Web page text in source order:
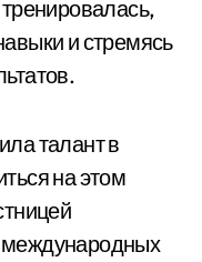
и стремясь
талант в
на этом